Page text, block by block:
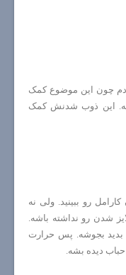
چون این موضوع کمک
این ذوب شدنش کمک
رو ببینید. ولی نه
شدن رو نداشته باشه.
بدید بجوشه. پس حرارت
حباب دیده بشه.